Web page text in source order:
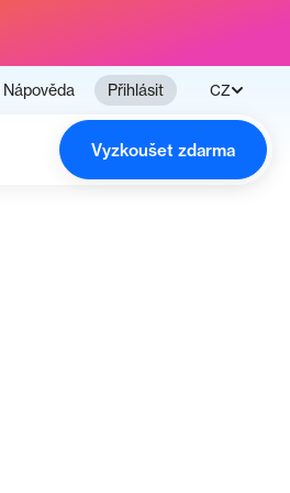
Nápověda Přihlásit CZ
Vyzkoušet zdarma